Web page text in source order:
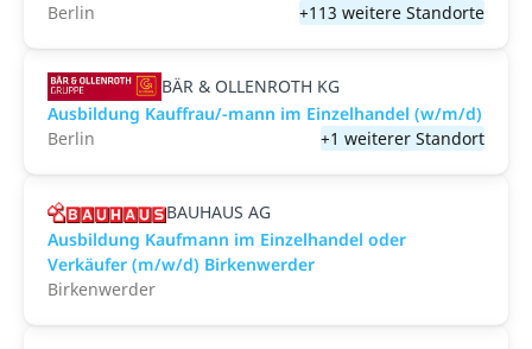
Berlin
+113 weitere Standorte
BÄR & OLLENROTH KG
Ausbildung Kauffrau/-mann im Einzelhandel (w/m/d)
Berlin
+1 weiterer Standort
BAUHAUS AG
Ausbildung Kaufmann im Einzelhandel oder
Verkäufer (m/w/d) Birkenwerder
Birkenwerder